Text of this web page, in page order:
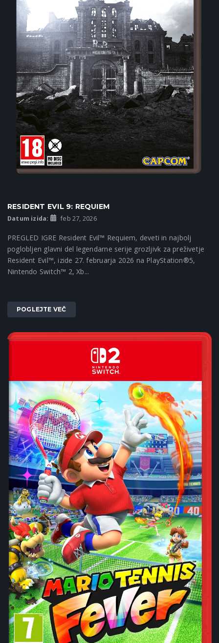
RESIDENT EVIL 9: REQUIEM
Datum izida: feb 27, 2026
PREGLED IGRE Resident Evil™ Requiem, deveti in najbolj
poglobljen glavni del legendarne serije grozljivk za preživetje
Resident Evil™, izide 27. februarja 2026 na PlayStation®5,
Nintendo Switch™ 2, Xb...
POGLEJTE VEČ